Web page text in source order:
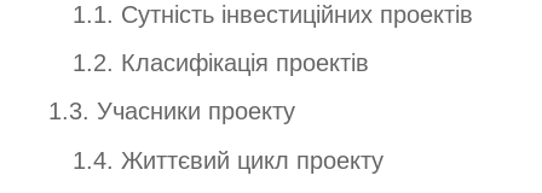
1.1. Сутність інвестиційних проектів
1.2. Класифікація проектів
1.3. Учасники проекту
1.4. Життєвий цикл проекту